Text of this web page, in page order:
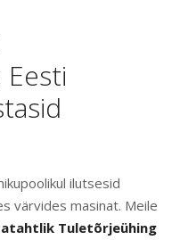
ilutsesid
värvides masinat. Meile
Tuletõrjeühing